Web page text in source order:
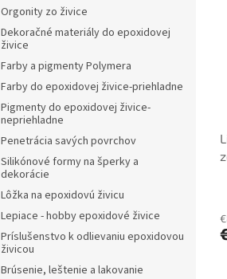
Orgonity zo živice
Dekoračné materiály do epoxidovej
živice
Farby a pigmenty Polymera
Farby do epoxidovej živice-priehladne
Pigmenty do epoxidovej živice-
nepriehladne
Penetrácia savých povrchov
Silikónové formy na šperky a
dekorácie
Lôžka na epoxidovú živicu
Lepiace - hobby epoxidové živice
Príslušenstvo k odlievaniu epoxidovou
živicou
Brúsenie, leštenie a lakovanie